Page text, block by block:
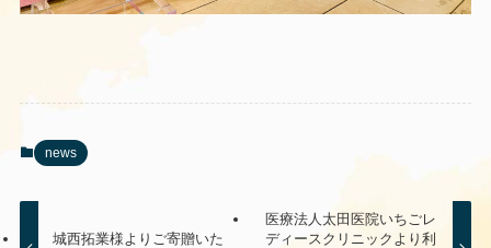
news
城西拓業様よりご寄贈いた
医療法人太田医院いちごレ
ディースクリニックより利